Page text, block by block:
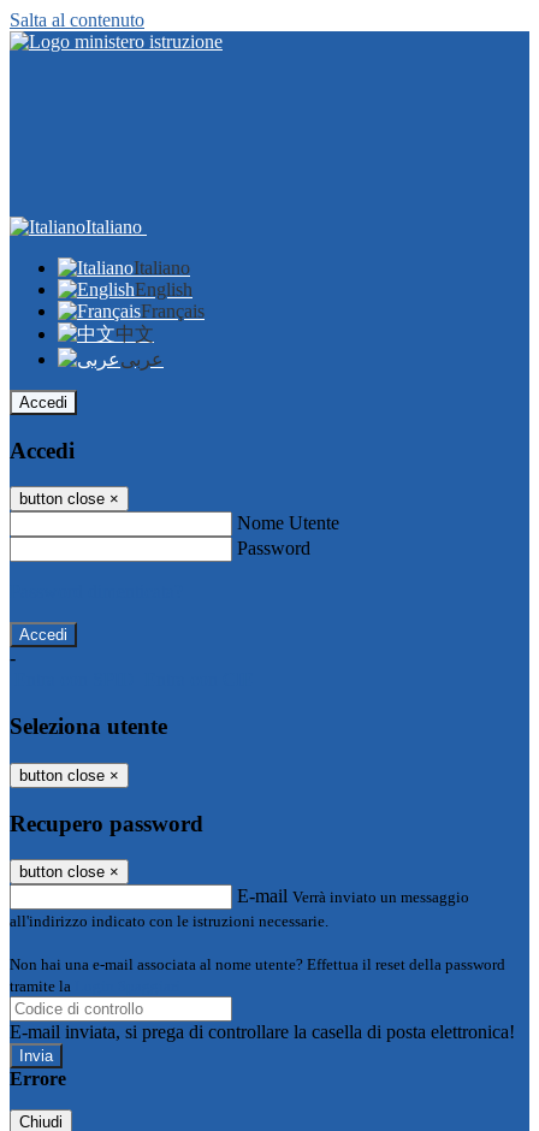
Salta al contenuto
Italiano
Italiano
English
Français
中文
عربى
Accedi
Accedi
button close ×
Nome Utente
Password
-
Seleziona utente
button close ×
Recupero password
button close ×
E-mail Verrà inviato un messaggio
all'indirizzo indicato con le istruzioni necessarie.
Non hai una e-mail associata al nome utente? Effettua il reset della password
tramite la
E-mail inviata, si prega di controllare la casella di posta elettronica!
Errore
Chiudi